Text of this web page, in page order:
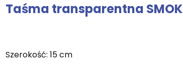
Taśma transparentna SMOK
Szerokość: 15 cm